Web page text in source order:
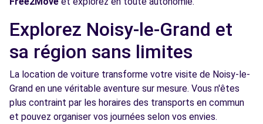
Free2Move Rent - AUTO REPARATION
TORCY - TORCY (C)
7.0
11 RUE DE L'ORANGERIE
TORCY, 77200
Voir l'agence
Explorez Noisy-le-Grand et
sa région sans limites
La location de voiture transforme votre visite de Noisy-le-
Grand en une véritable aventure sur mesure. Vous n'êtes
plus contraint par les horaires des transports en commun
et pouvez organiser vos journées selon vos envies.